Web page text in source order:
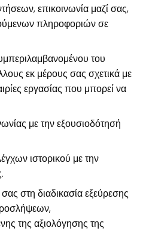
επικοινωνία μαζί σας,
πληροφοριών σε
του
εκ μέρους σας σχετικά με
εργασίας που μπορεί να
με την εξουσιοδότησή
ιστορικού με την
στη διαδικασία εξεύρεσης
της αξιολόγησης της